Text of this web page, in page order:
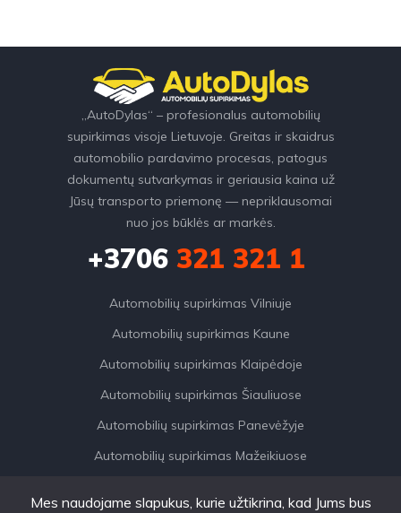
„AutoDylas“ – profesionalus automobilių
supirkimas visoje Lietuvoje. Greitas ir skaidrus
automobilio pardavimo procesas, patogus
dokumentų sutvarkymas ir geriausia kaina už
Jūsų transporto priemonę — nepriklausomai
nuo jos būklės ar markės.
+3706321 321 1
Automobilių supirkimas Vilniuje
Automobilių supirkimas Kaune
Automobilių supirkimas Klaipėdoje
Automobilių supirkimas Šiauliuose
Automobilių supirkimas Panevėžyje
Automobilių supirkimas Mažeikiuose
Mes naudojame slapukus, kurie užtikrina, kad Jums bus